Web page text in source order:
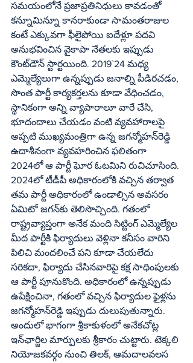
సమయంలోనే ప్రజాప్రతినిధులు కావడంతో
కన్నూమిన్నూ కానరాకుండా సామంతరాజుల
కంటే ఎక్కువగా ఫీలైపోయి ఐదేళ్లూ పదవి
అనుభవించిన వైకాపా నేతలకు ఇప్పుడు
కౌంట్‌డౌన్‌ స్టార్టయింది. 2019`24 మధ్య
ఎమ్మెల్యేలుగా ఉన్నప్పుడు జనాల్ని పీడిరచడం,
సొంత పార్టీ కార్యకర్తలను కూడా వేధించడం,
స్థానికంగా అన్ని వ్యాపారాలూ వారే చేసి,
భూదందాలు చేయడం వంటి వ్యవహారాలపై
అప్పటి ముఖ్యమంత్రిగా ఉన్న జగన్మోహన్‌రెడ్డి
ఉదాశీనంగా వ్యవహరించిన ఫలితంగా
2024లో ఆ పార్టీ ఘోర ఓటమిని రుచిచూసింది.
2024లో టీడీపీ అధికారంలోకి వచ్చిన తర్వాత
తమ పార్టీ అధికారంలో ఉండాల్సిన అవసరం
ఏమిటో జగన్‌కు తెలిసొచ్చింది. గతంలో
రాష్ట్రవ్యాప్తంగా అనేక మంది సిట్టింగ్‌ ఎమ్మెల్యేల
మీద పార్టీకి ఫిర్యాదులు వెళ్లినా కనీసం వారిని
పిలిచి మందలించే పని కూడా చేయలేదు
సరికదా, ఫిర్యాదు చేసినవారిపై కక్ష సాధింపులకు
ఆ పార్టీ పూనుకొంది. అధికారంలో ఉన్నప్పుడు
ఉపేక్షించినా, గతంలో వచ్చిన ఫిర్యాదుల ఫైళ్లను
జగన్మోహన్‌రెడ్డి ఇప్పుడు దులుపుతున్నారు.
అందులో భాగంగా శ్రీకాకుళంలో అనేకచోట్ల
ఇన్‌ఛార్జిల మార్పులకు శ్రీకారం చుట్టారు. టెక్కలి
నియోజకవర్గం నుంచి తిలక్‌, ఆమదాలవలస